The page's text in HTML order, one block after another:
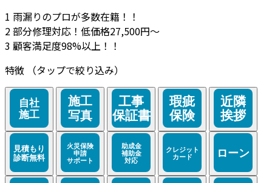
1 雨漏りのプロが多数在籍！！
2部分修理対応！低価格27,500円～
3 顧客満足度98%以上！！
特徴
（タップで絞り込み）